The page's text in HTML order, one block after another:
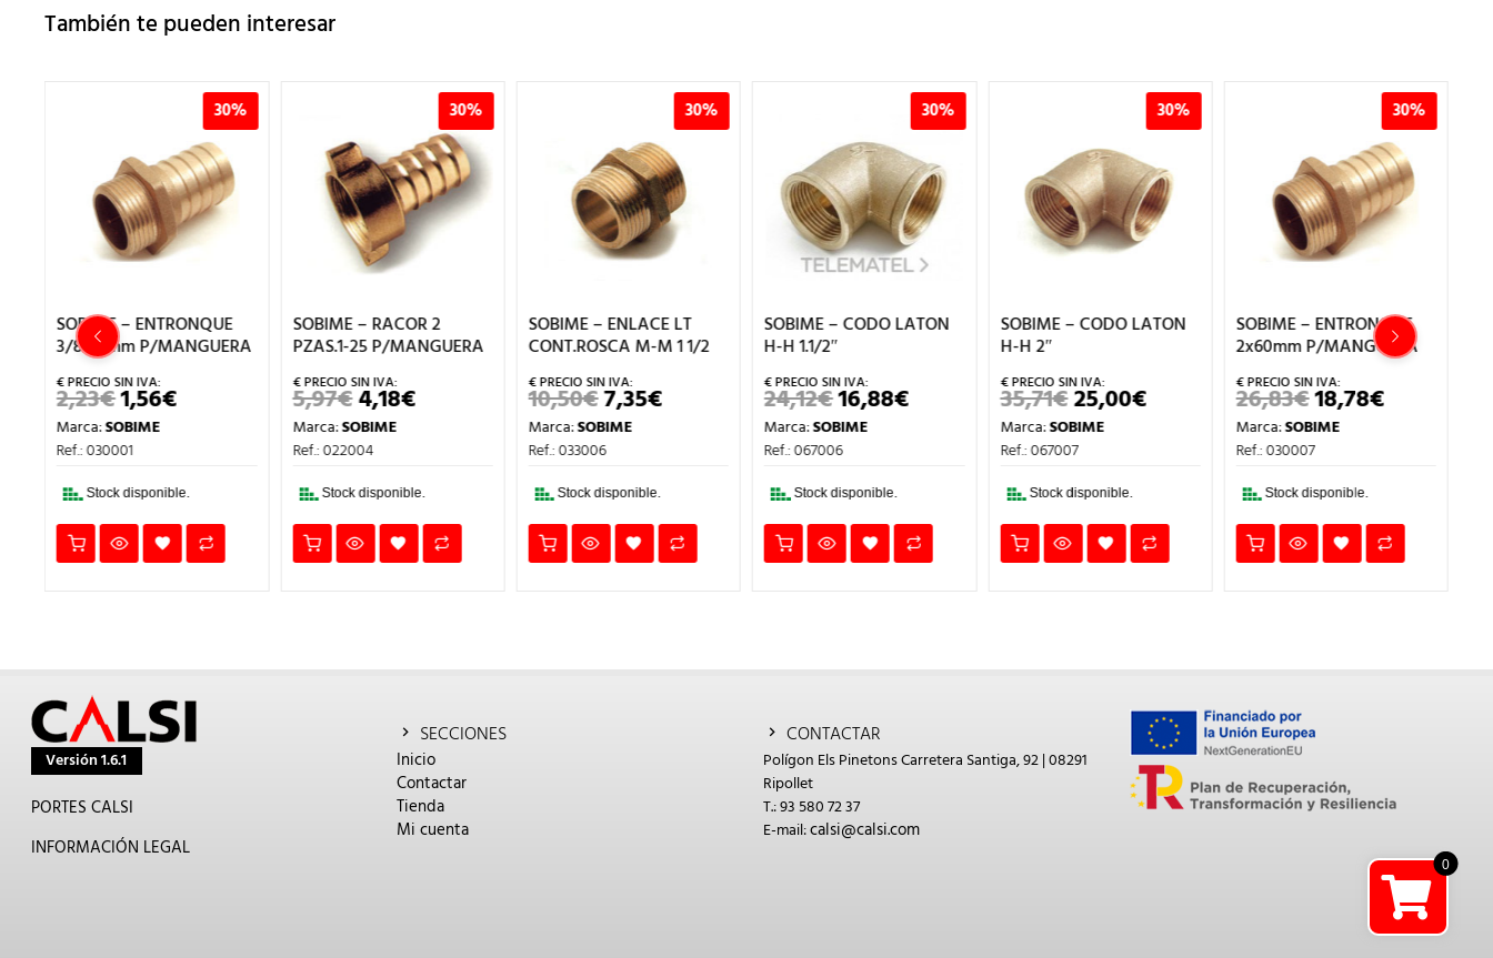
También te pueden interesar
30%
SOBIME – ENTRONQUE
3/8x12mm P/MANGUERA
2,23€EL
PRECIO
ORIGINAL
ERA:
1,56€EL
PRECIO
Marca:SOBIME
Ref.: 030001
Stock disponible.
30%
SOBIME – RACOR 2
PZAS.1-25 P/MANGUERA
5,97€EL
PRECIO
ORIGINAL
ERA:
4,18€EL
PRECIO
Marca:SOBIME
Ref.: 022004
Stock disponible.
30%
SOBIME – ENLACE LT
CONT.ROSCA M-M 1 1/2
10,50€EL
PRECIO
ORIGINAL
ERA:
7,35€EL
PRECIO
Marca:SOBIME
Ref.: 033006
Stock disponible.
30%
SOBIME – CODO LATON
H-H 1.1/2″
24,12€EL
PRECIO
ORIGINAL
ERA:
16,88€EL
PRECIO
Marca:SOBIME
Ref.: 067006
Stock disponible.
30%
SOBIME – CODO LATON
H-H 2″
35,71€EL
PRECIO
ORIGINAL
ERA:
25,00€EL
PRECIO
Marca:SOBIME
Ref.: 067007
Stock disponible.
30%
SOBIME – ENTRONQUE
2x60mm P/MANGUERA
26,83€EL
PRECIO
ORIGINAL
ERA:
18,78€EL
PRECIO
Marca:SOBIME
Ref.: 030007
Stock disponible.
Versión 1.6.1
PORTES CALSI
INFORMACIÓN LEGAL
SECCIONES
Inicio
Contactar
Tienda
Mi cuenta
CONTACTAR
Polígon Els Pinetons Carretera Santiga, 92 | 08291
Ripollet
T.: 93 580 72 37
E-mail:calsi@calsi.com
0